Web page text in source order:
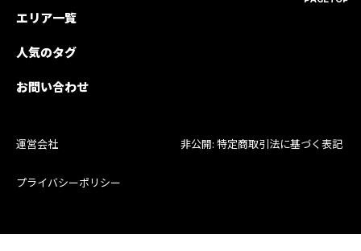
エリア一覧
人気のタグ
お問い合わせ
運営会社 非公開: 特定商取引法に基づく表記
プライバシーポリシー